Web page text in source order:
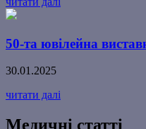
50-та ювілейна
30.01.2025
читати далі
Медичні статті